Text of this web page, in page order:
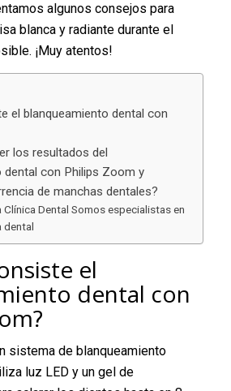
algunos consejos para
blanca y radiante durante el
¡Muy atentos!
el blanqueamiento dental con
los resultados del
dental con Philips Zoom y
de manchas dentales?
Clínica Dental Somos especialistas en
dental
el
dental con
sistema de blanqueamiento
luz LED y un gel de